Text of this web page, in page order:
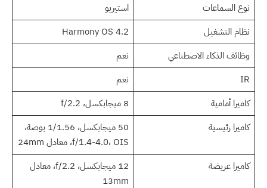
نوع السماعات
استيريو
نظام التشغيل
Harmony OS 4.2
وظائف الذكاء الاصطناعي
نعم
IR
نعم
كاميرا أمامية
8 ميجابكسل، f/2.2
كاميرا رئيسية
50 ميجابكسل، 1/1.56 بوصة،
f/1.4-4.0، OIS، معادل 24mm
كاميرا عريضة
12 ميجابكسل، f/2.2، معادل
13mm